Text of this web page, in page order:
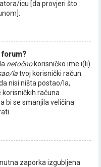
icu [da provjeri što
forum?
netočnokorisničko ime i(li)
latvoj korisnički račun.
nisi ništa postao/la,
korisničkih računa
bi se smanjila veličina
zaporka izgubljena